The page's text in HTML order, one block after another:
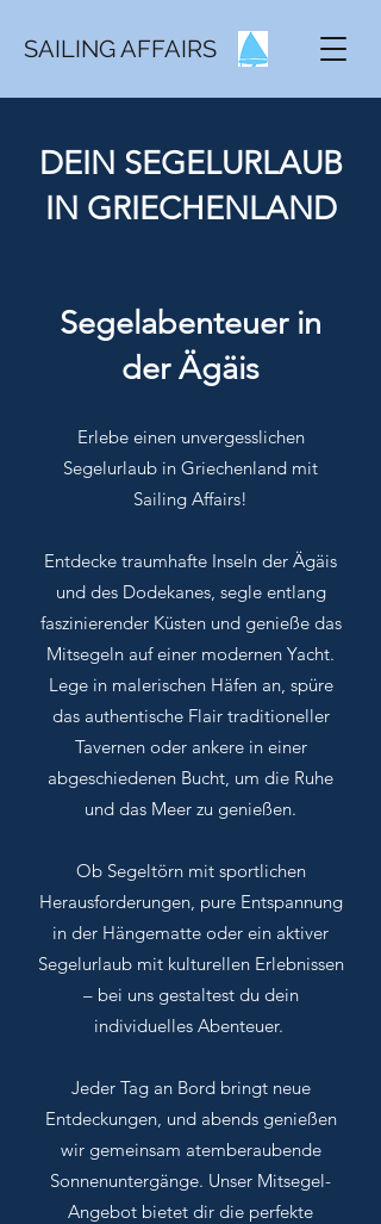
SAILING AFFAIRS
DEIN SEGELURLAUB
IN GRIECHENLAND
Segelabenteuer in
der Ägäis
Erlebe einen unvergesslichen
Segelurlaub in Griechenland mit
Sailing Affairs!
Entdecke traumhafte Inseln der Ägäis
und des Dodekanes, segle entlang
faszinierender Küsten und genieße das
Mitsegeln auf einer modernen Yacht.
Lege in malerischen Häfen an, spüre
das authentische Flair traditioneller
Tavernen oder ankere in einer
abgeschiedenen Bucht, um die Ruhe
und das Meer zu genießen.
Ob Segeltörn mit sportlichen
Herausforderungen, pure Entspannung
in der Hängematte oder ein aktiver
Segelurlaub mit kulturellen Erlebnissen
– bei uns gestaltest du dein
individuelles Abenteuer.
Jeder Tag an Bord bringt neue
Entdeckungen, und abends genießen
wir gemeinsam atemberaubende
Sonnenuntergänge. Unser Mitsegel-
Angebot bietet dir die perfekte